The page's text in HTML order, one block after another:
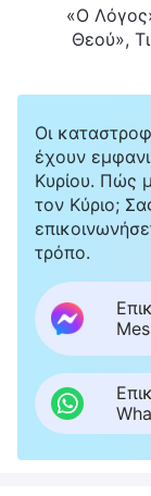
«Ο
Θεού»,
Οι
έχουν
Κυρίου. Πώς
τον Κύριο;
τρόπο.